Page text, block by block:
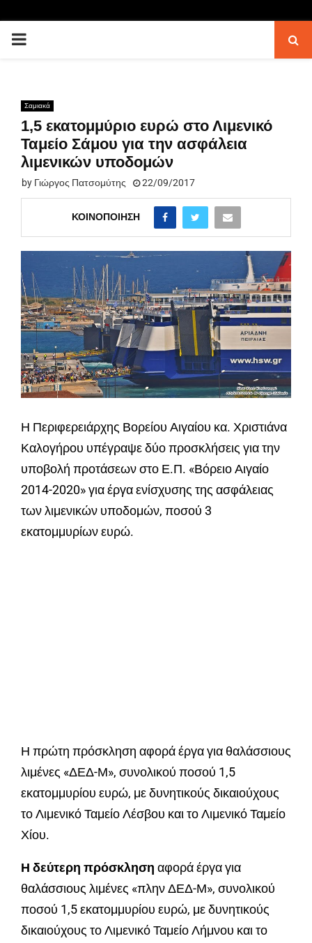
PRIMARY
Σαμιακά
1,5 εκατομμύριο ευρώ στο Λιμενικό
Ταμείο Σάμου για την ασφάλεια
λιμενικών υποδομών
by Γιώργος Πατσομύτης 22/09/2017
ΚΟΙΝΟΠΟΊΗΣΗ
Η Περιφερειάρχης Βορείου Αιγαίου κα. Χριστιάνα
Καλογήρου υπέγραψε δύο προσκλήσεις για την
υποβολή προτάσεων στο Ε.Π. «Βόρειο Αιγαίο
2014-2020» για έργα ενίσχυσης της ασφάλειας
των λιμενικών υποδομών, ποσού 3
εκατομμυρίων ευρώ.
Η πρώτη πρόσκληση αφορά έργα για θαλάσσιους
λιμένες «ΔΕΔ-Μ», συνολικού ποσού 1,5
εκατομμυρίου ευρώ, με δυνητικούς δικαιούχους
το Λιμενικό Ταμείο Λέσβου και το Λιμενικό Ταμείο
Χίου.
Η δεύτερη πρόσκληση αφορά έργα για
θαλάσσιους λιμένες «πλην ΔΕΔ-Μ», συνολικού
ποσού 1,5 εκατομμυρίου ευρώ, με δυνητικούς
δικαιούχους το Λιμενικό Ταμείο Λήμνου και το